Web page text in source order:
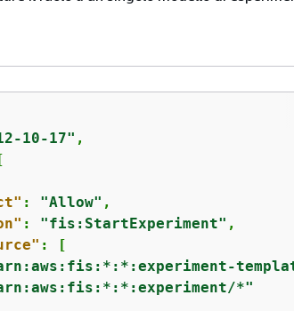
10-17" ,
: "Allow" ,
: "fis:StartExperiment" ,
: [
*"